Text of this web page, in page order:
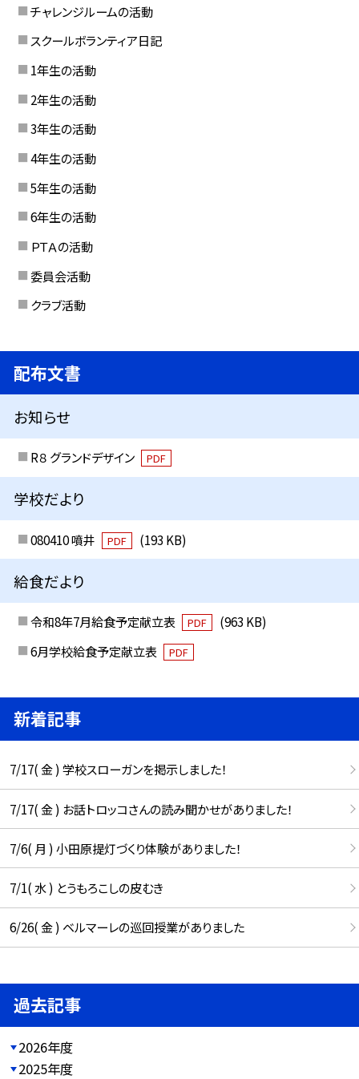
チャレンジルームの活動
スクールボランティア日記
1年生の活動
2年生の活動
3年生の活動
4年生の活動
5年生の活動
6年生の活動
ＰＴＡの活動
委員会活動
クラブ活動
配布文書
お知らせ
R８ グランドデザイン PDF
学校だより
080410 噴井 PDF (193 KB)
給食だより
令和8年7月給食予定献立表 PDF
(963 KB)
6月学校給食予定献立表
PDF
新着記事
7/17( 金 ) 学校スローガンを掲示しました！
7/17( 金 ) お話トロッコさんの読み聞かせがありました！
7/6( 月 ) 小田原提灯づくり体験がありました！
7/1( 水 ) とうもろこしの皮むき
6/26( 金 ) ベルマーレの巡回授業がありました
過去記事
2026年度
2025年度